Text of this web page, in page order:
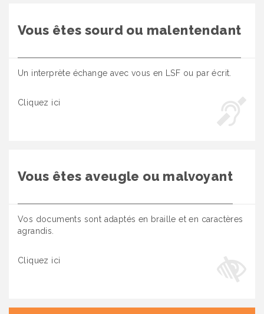
Vous êtes sourd ou malentendant
Un interprète échange avec vous en LSF ou par écrit.
Cliquez ici
Vous êtes aveugle ou malvoyant
Vos documents sont adaptés en braille et en caractères
agrandis.
Cliquez ici